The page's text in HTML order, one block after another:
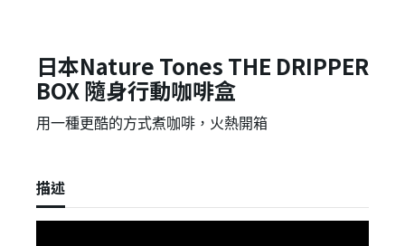
日本Nature Tones THE DRIPPER
BOX 隨身行動咖啡盒
用一種更酷的方式煮咖啡，火熱開箱
描述